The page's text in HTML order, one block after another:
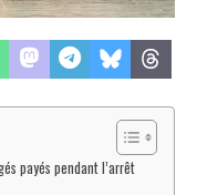
payés pendant l’arrêt